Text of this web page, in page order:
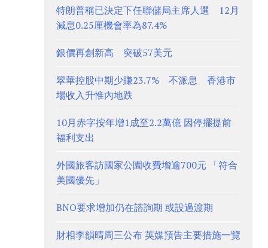
特朗普稱已決定下任聯儲局主席人選 12月
減息0.25厘機會率為87.4%
銀價再創新高 突破57美元
翠華控股中期少賺23.7% 不派息 香港市
場收入升惟內地跌
10月赤字按年增1成至2.2萬億 因停擺提前
福利支出
外國旅客訪國家公園收費增逾700元 「符合
美國優先」
BNO要求增加仍在諮詢期 或設過渡期
財相李韻晴周三公布 英媒預告主要措施一覽